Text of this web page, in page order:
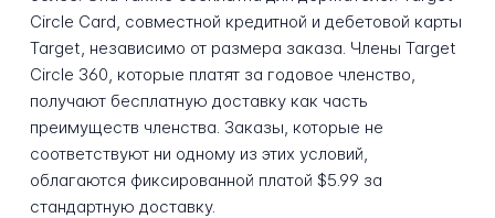
Circle Card, совместной кредитной и дебетовой карты
Target, независимо от размера заказа. Члены Target
Circle 360, которые платят за годовое членство,
получают бесплатную доставку как часть
преимуществ членства. Заказы, которые не
соответствуют ни одному из этих условий,
облагаются фиксированной платой $5.99 за
стандартную доставку.